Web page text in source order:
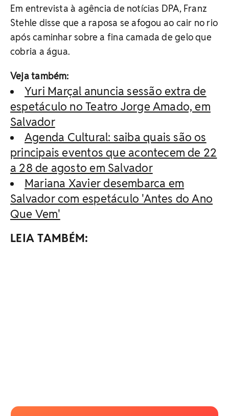
Em entrevista à agência de notícias DPA, Franz
Stehle disse que a raposa se afogou ao cair no rio
após caminhar sobre a fina camada de gelo que
cobria a água.
Veja também:
Yuri Marçal anuncia sessão extra de
espetáculo no Teatro Jorge Amado, em
Salvador
Agenda Cultural: saiba quais são os
principais eventos que acontecem de 22
a 28 de agosto em Salvador
Mariana Xavier desembarca em
Salvador com espetáculo 'Antes do Ano
Que Vem'
LEIA TAMBÉM: